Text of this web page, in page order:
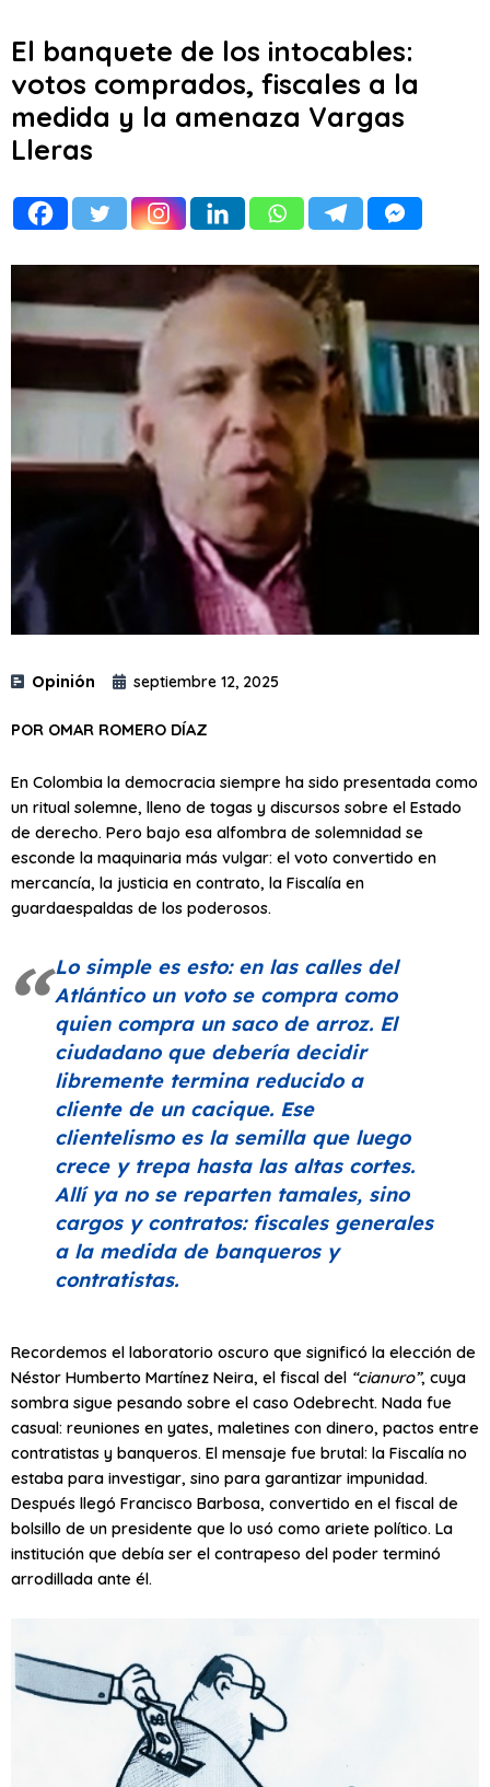
El banquete de los intocables:
votos comprados, fiscales a la
medida y la amenaza Vargas
Lleras
Opinión septiembre 12, 2025
POR OMAR ROMERO DÍAZ
En Colombia la democracia siempre ha sido presentada como
un ritual solemne, lleno de togas y discursos sobre el Estado
de derecho. Pero bajo esa alfombra de solemnidad se
esconde la maquinaria más vulgar: el voto convertido en
mercancía, la justicia en contrato, la Fiscalía en
guardaespaldas de los poderosos.
Lo simple es esto: en las calles del
Atlántico un voto se compra como
quien compra un saco de arroz. El
ciudadano que debería decidir
libremente termina reducido a
cliente de un cacique. Ese
clientelismo es la semilla que luego
crece y trepa hasta las altas cortes.
Allí ya no se reparten tamales, sino
cargos y contratos: fiscales generales
a la medida de banqueros y
contratistas.
Recordemos el laboratorio oscuro que significó la elección de
Néstor Humberto Martínez Neira, el fiscal del “cianuro”, cuya
sombra sigue pesando sobre el caso Odebrecht. Nada fue
casual: reuniones en yates, maletines con dinero, pactos entre
contratistas y banqueros. El mensaje fue brutal: la Fiscalía no
estaba para investigar, sino para garantizar impunidad.
Después llegó Francisco Barbosa, convertido en el fiscal de
bolsillo de un presidente que lo usó como ariete político. La
institución que debía ser el contrapeso del poder terminó
arrodillada ante él.